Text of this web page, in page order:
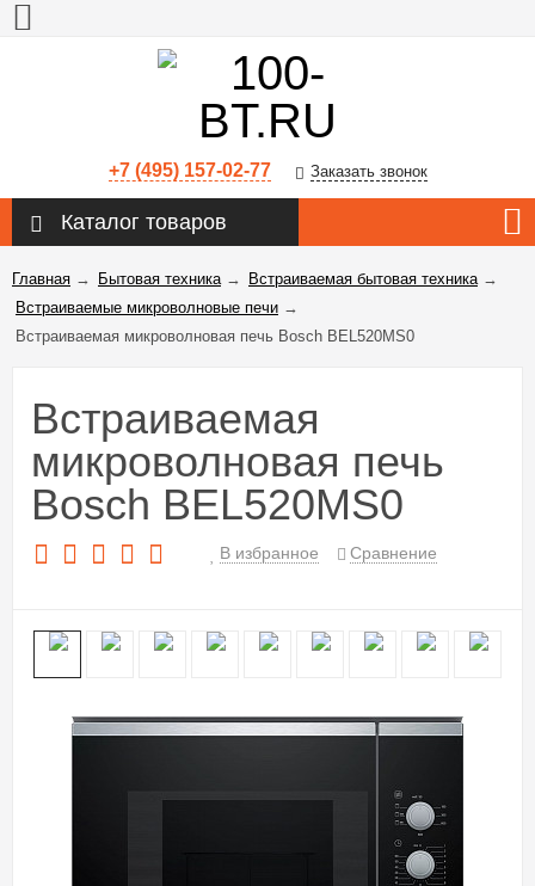
+7 (495) 157-02-77 Заказать звонок
Каталог товаров
Главная → Бытовая техника→ Встраиваемая бытовая техника→
Встраиваемые микроволновые печи →
Встраиваемая микроволновая печь Bosch BEL520MS0
Встраиваемая
микроволновая печь
Bosch BEL520MS0
В избранное Сравнение